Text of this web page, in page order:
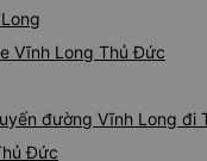
Vĩnh Long Thủ Đức
đường Vĩnh Long đi
Đức